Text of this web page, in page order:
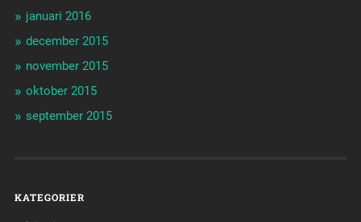
januari 2016
december 2015
november 2015
oktober 2015
september 2015
KATEGORIER